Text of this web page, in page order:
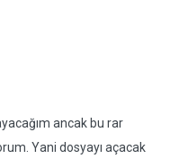
ancak bu rar
Yani dosyayı açacak